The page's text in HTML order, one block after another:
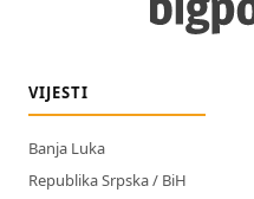
VIJESTI
Banja Luka
Republika Srpska / BiH